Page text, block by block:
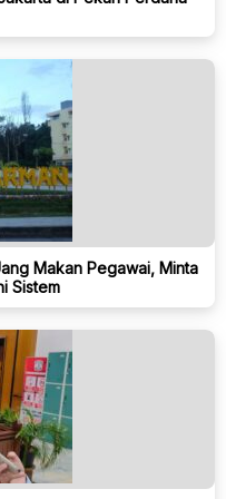
Makan Pegawai, Minta
Sistem